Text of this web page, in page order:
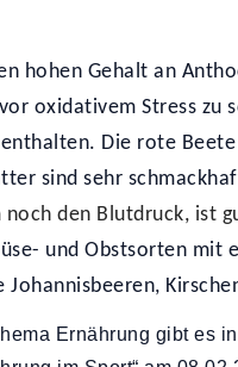
hohen Gehalt an
oxidativem Stress zu
Die rote
sind sehr
den Blutdruck, ist
und Obstsorten mit
Ernährung gibt es